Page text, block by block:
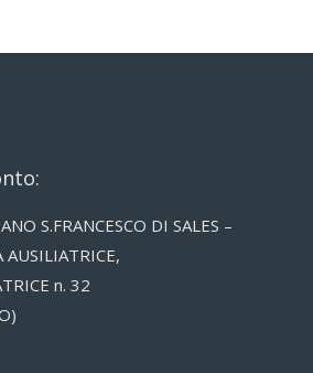
S.FRANCESCO DI SALES –
AUSILIATRICE,
n. 32